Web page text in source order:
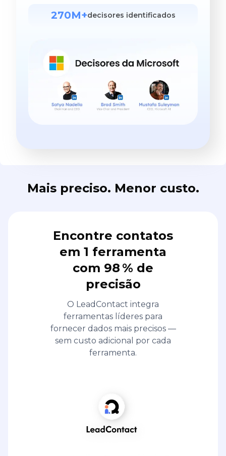
270M+decisores identificados
Mais preciso. Menor custo.
Encontre contatos
em 1 ferramenta
com 98 % de
precisão
O LeadContact integra
ferramentas líderes para
fornecer dados mais precisos —
sem custo adicional por cada
ferramenta.